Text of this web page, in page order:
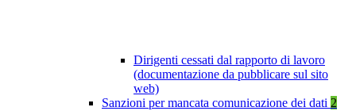
Dirigenti cessati dal rapporto di lavoro
(documentazione da pubblicare sul sito
web)
Sanzioni per mancata comunicazione dei dati 2